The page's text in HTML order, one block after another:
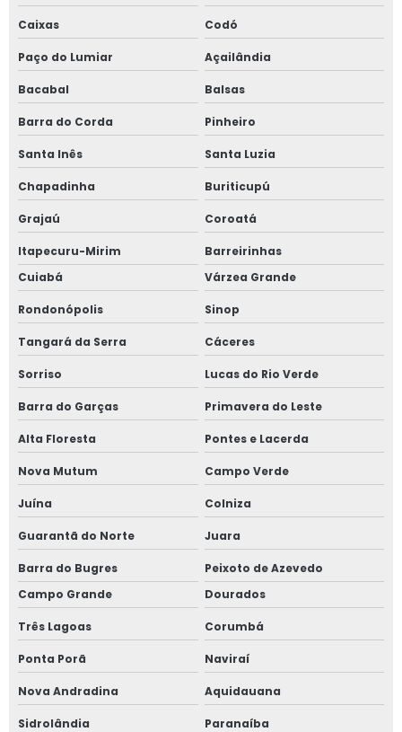
Caixas Codó
Paço do Lumiar Açailândia
Bacabal Balsas
Barra do Corda Pinheiro
Santa Inês Santa Luzia
Chapadinha Buriticupú
Grajaú Coroatá
Itapecuru-Mirim
Barreirinhas
Cuiabá
Várzea Grande
Rondonópolis Sinop
Tangará da Serra Cáceres
Sorriso Lucas do Rio Verde
Barra do Garças Primavera do Leste
Alta Floresta Pontes e Lacerda
Nova Mutum Campo Verde
Juína Colniza
Guarantã do Norte Juara
Barra do Bugres
Peixoto de Azevedo
Campo Grande
Dourados
Três Lagoas Corumbá
Ponta Porã Naviraí
Nova Andradina Aquidauana
Sidrolândia Paranaíba